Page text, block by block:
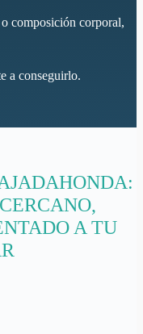
composición corporal,
a conseguirlo.
A TU